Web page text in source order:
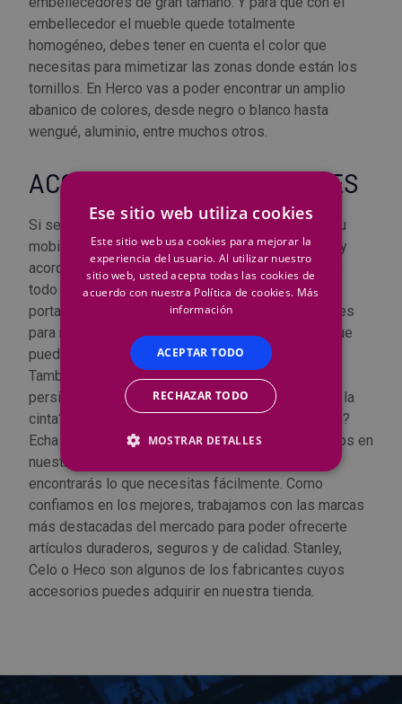
embellecedor el mueble quede totalmente
homogéneo, debes tener en cuenta el color que
necesitas para mimetizar las zonas donde están los
tornillos. En Herco vas a poder encontrar un amplio
abanico de colores, desde negro o blanco hasta
wengué, aluminio, entre muchos otros.
ACCESORIOS PARA MUEBLES
Si se te ha estropeado uno de los elementos de tu
mobiliario o quieres renovarlo por uno más actual y
acorde a tus necesidades, en Herco te ofrecemos
todo tipo de accesorios para muebles. Bisagras,
portaestantes, cierres, guías para cajón, deslizantes
para muebles... Tenemos un amplio surtido para que
puedas arreglar o mejorar tu mobiliario fácilmente.
También puedes encontrar soluciones para las
persianas de tu vivienda o negocio. ¿Se te ha roto la
cinta? ¿Quieres un recogedor de persiana abatible?
Echa un vistazo a todos los productos que tenemos en
nuestra sección de accesorios para muebles y
encontrarás lo que necesitas fácilmente. Como
confiamos en los mejores, trabajamos con las marcas
más destacadas del mercado para poder ofrecerte
artículos duraderos, seguros y de calidad. Stanley,
Celo o Heco son algunos de los fabricantes cuyos
accesorios puedes adquirir en nuestra tienda.
Ese sitio web utiliza cookies
Este sitio web usa cookies para mejorar la
experiencia del usuario. Al utilizar nuestro
sitio web, usted acepta todas las cookies de
acuerdo con nuestra Política de cookies. Más
información
ACEPTAR TODO
RECHAZAR TODO
MOSTRAR DETALLES